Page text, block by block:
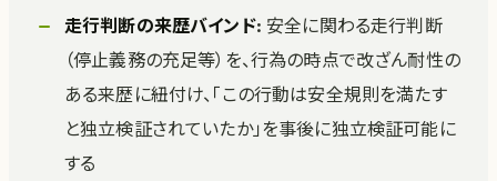
走行判断の来歴バインド: 安全に関わる走行判断
（停止義務の充足等）を、行為の時点で改ざん耐性の
ある来歴に紐付け、「この行動は安全規則を満たす
と独立検証されていたか」を事後に独立検証可能に
する